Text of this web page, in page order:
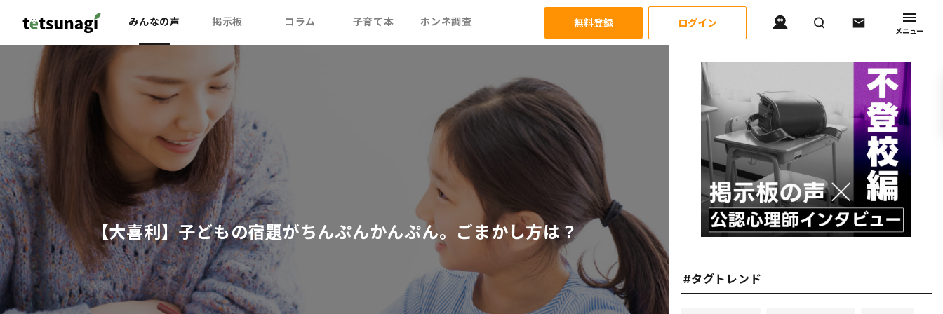
みんなの声 掲示板 コラム 子育て本 ホンネ調査 無料登録 ログイン
メニュー
【大喜利】子どもの宿題がちんぷんかんぷん。ごまかし方は？
#タグトレンド